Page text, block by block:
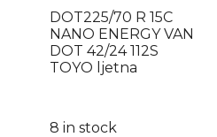
DOT225/70 R 15C
NANO ENERGY VAN
DOT 42/24 112S
TOYO ljetna
8 in stock